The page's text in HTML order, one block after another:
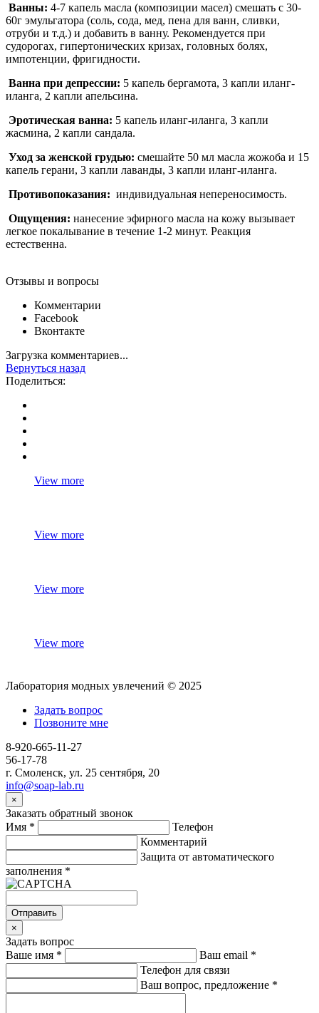
Ванны: 4-7 капель масла (композиции масел) смешать с 30-
60г эмульгатора (соль, сода, мед, пена для ванн, сливки,
отруби и т.д.) и добавить в ванну. Рекомендуется при
судорогах, гипертонических кризах, головных болях,
импотенции, фригидности.
Ванна при депрессии: 5 капель бергамота, 3 капли иланг-
иланга, 2 капли апельсина.
Эротическая ванна: 5 капель иланг-иланга, 3 капли
жасмина, 2 капли сандала.
Уход за женской грудью: смешайте 50 мл масла жожоба и 15
капель герани, 3 капли лаванды, 3 капли иланг-иланга.
Противопоказания: индивидуальная непереносимость.
Ощущения: нанесение эфирного масла на кожу вызывает
легкое покалы­вание в течение 1-2 минут. Реакция
естественна.
Отзывы и вопросы
Комментарии
Facebook
Вконтакте
Загрузка комментариев...
Вернуться назад
Поделиться:
View more
View more
View more
View more
Лаборатория модных увлечений © 2025
Задать вопрос
Позвоните мне
8-920-665-11-27
56-17-78
г. Смоленск, ул. 25 сентября, 20
info@soap-lab.ru
×
Заказать обратный звонок
Имя *
Телефон
Комментарий
Защита от автоматического
заполнения *
Отправить
×
Задать вопрос
Ваше имя * Ваш email *
Телефон для связи
Ваш вопрос, предложение *